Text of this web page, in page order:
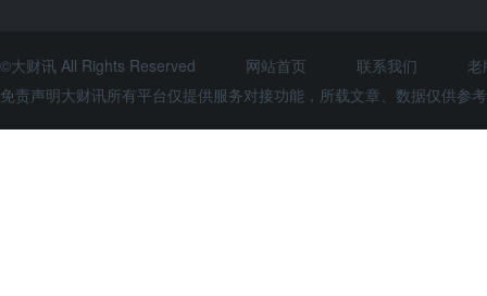
©大财讯 All Rights Reserved 网站首页 联系我们
免责声明大财讯所有平台仅提供服务对接功能，所载文章、数据仅供